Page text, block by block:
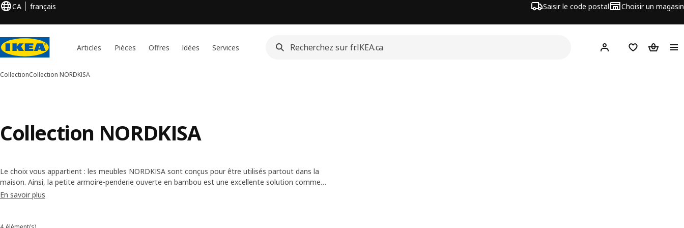
CA français Saisir le code postal Choisir un magasin
Articles Pièces Offres Idées Services Hej ! Connectez-vous
Liste d'achats
Panier
CollectionCollection NORDKISA
Collection NORDKISA
Le choix vous appartient : les meubles NORDKISA sont conçus pour être utilisés partout dans la
maison. Ainsi, la petite armoire-penderie ouverte en bambou est une excellente solution comme
séparateur de pièce ou au pied du lit, tandis que la grande convient dans un vestibule ou un salon.
En savoir plus